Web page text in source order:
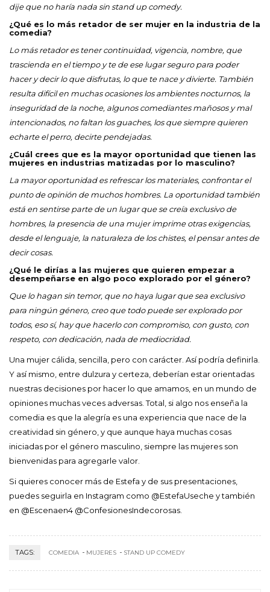
dije que no haría nada sin stand up comedy.
¿Qué es lo más retador de ser mujer en la industria de la
comedia?
Lo más retador es tener continuidad, vigencia, nombre, que
trascienda en el tiempo y te de ese lugar seguro para poder
hacer y decir lo que disfrutas, lo que te nace y divierte. También
resulta difícil en muchas ocasiones los ambientes nocturnos, la
inseguridad de la noche, algunos comediantes mañosos y mal
intencionados, no faltan los guaches, los que siempre quieren
echarte el perro, decirte pendejadas.
¿Cuál crees que es la mayor oportunidad que tienen las
mujeres en industrias matizadas por lo masculino?
La mayor oportunidad es refrescar los materiales, confrontar el
punto de opinión de muchos hombres. La oportunidad también
está en sentirse parte de un lugar que se creía exclusivo de
hombres, la presencia de una mujer imprime otras exigencias,
desde el lenguaje, la naturaleza de los chistes, el pensar antes de
decir cosas.
¿Qué le dirías a las mujeres que quieren empezar a
desempeñarse en algo poco explorado por el género?
Que lo hagan sin temor, que no haya lugar que sea exclusivo
para ningún género, creo que todo puede ser explorado por
todos, eso sí, hay que hacerlo con compromiso, con gusto, con
respeto, con dedicación, nada de mediocridad.
Una mujer cálida, sencilla, pero con carácter. Así podría definirla.
Y así mismo, entre dulzura y certeza, deberían estar orientadas
nuestras decisiones por hacer lo que amamos, en un mundo de
opiniones muchas veces adversas. Total, si algo nos enseña la
comedia es que la alegría es una experiencia que nace de la
creatividad sin género, y que aunque haya muchas cosas
iniciadas por el género masculino, siempre las mujeres son
bienvenidas para agregarle valor.
Si quieres conocer más de Estefa y de sus presentaciones,
puedes seguirla en Instagram como @EstefaUseche y también
en @Escenaen4 @ConfesionesIndecorosas.
TAGS: COMEDIA MUJERES STAND UP COMEDY